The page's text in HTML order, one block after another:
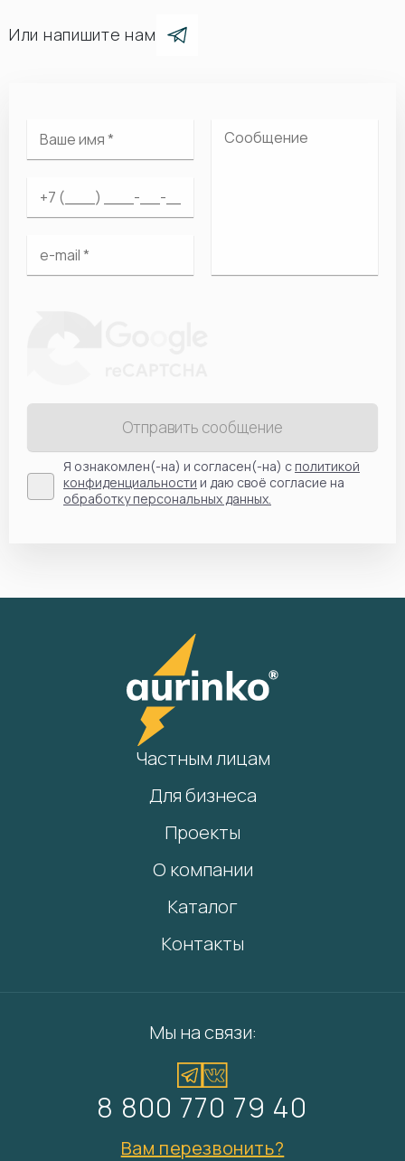
Или напишите нам
Отправить сообщение
Я ознакомлен(-на) и согласен(-на) сполитикой
конфиденциальности и даю своё согласие на
обработку персональных данных.
Частным лицам
Для бизнеса
Проекты
О компании
Каталог
Контакты
Мы на связи:
8 800 770 79 40
Вам перезвонить?